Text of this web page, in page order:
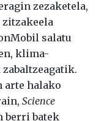
zezaketela,
salatu
klima-
arte halako
Science
berri batek